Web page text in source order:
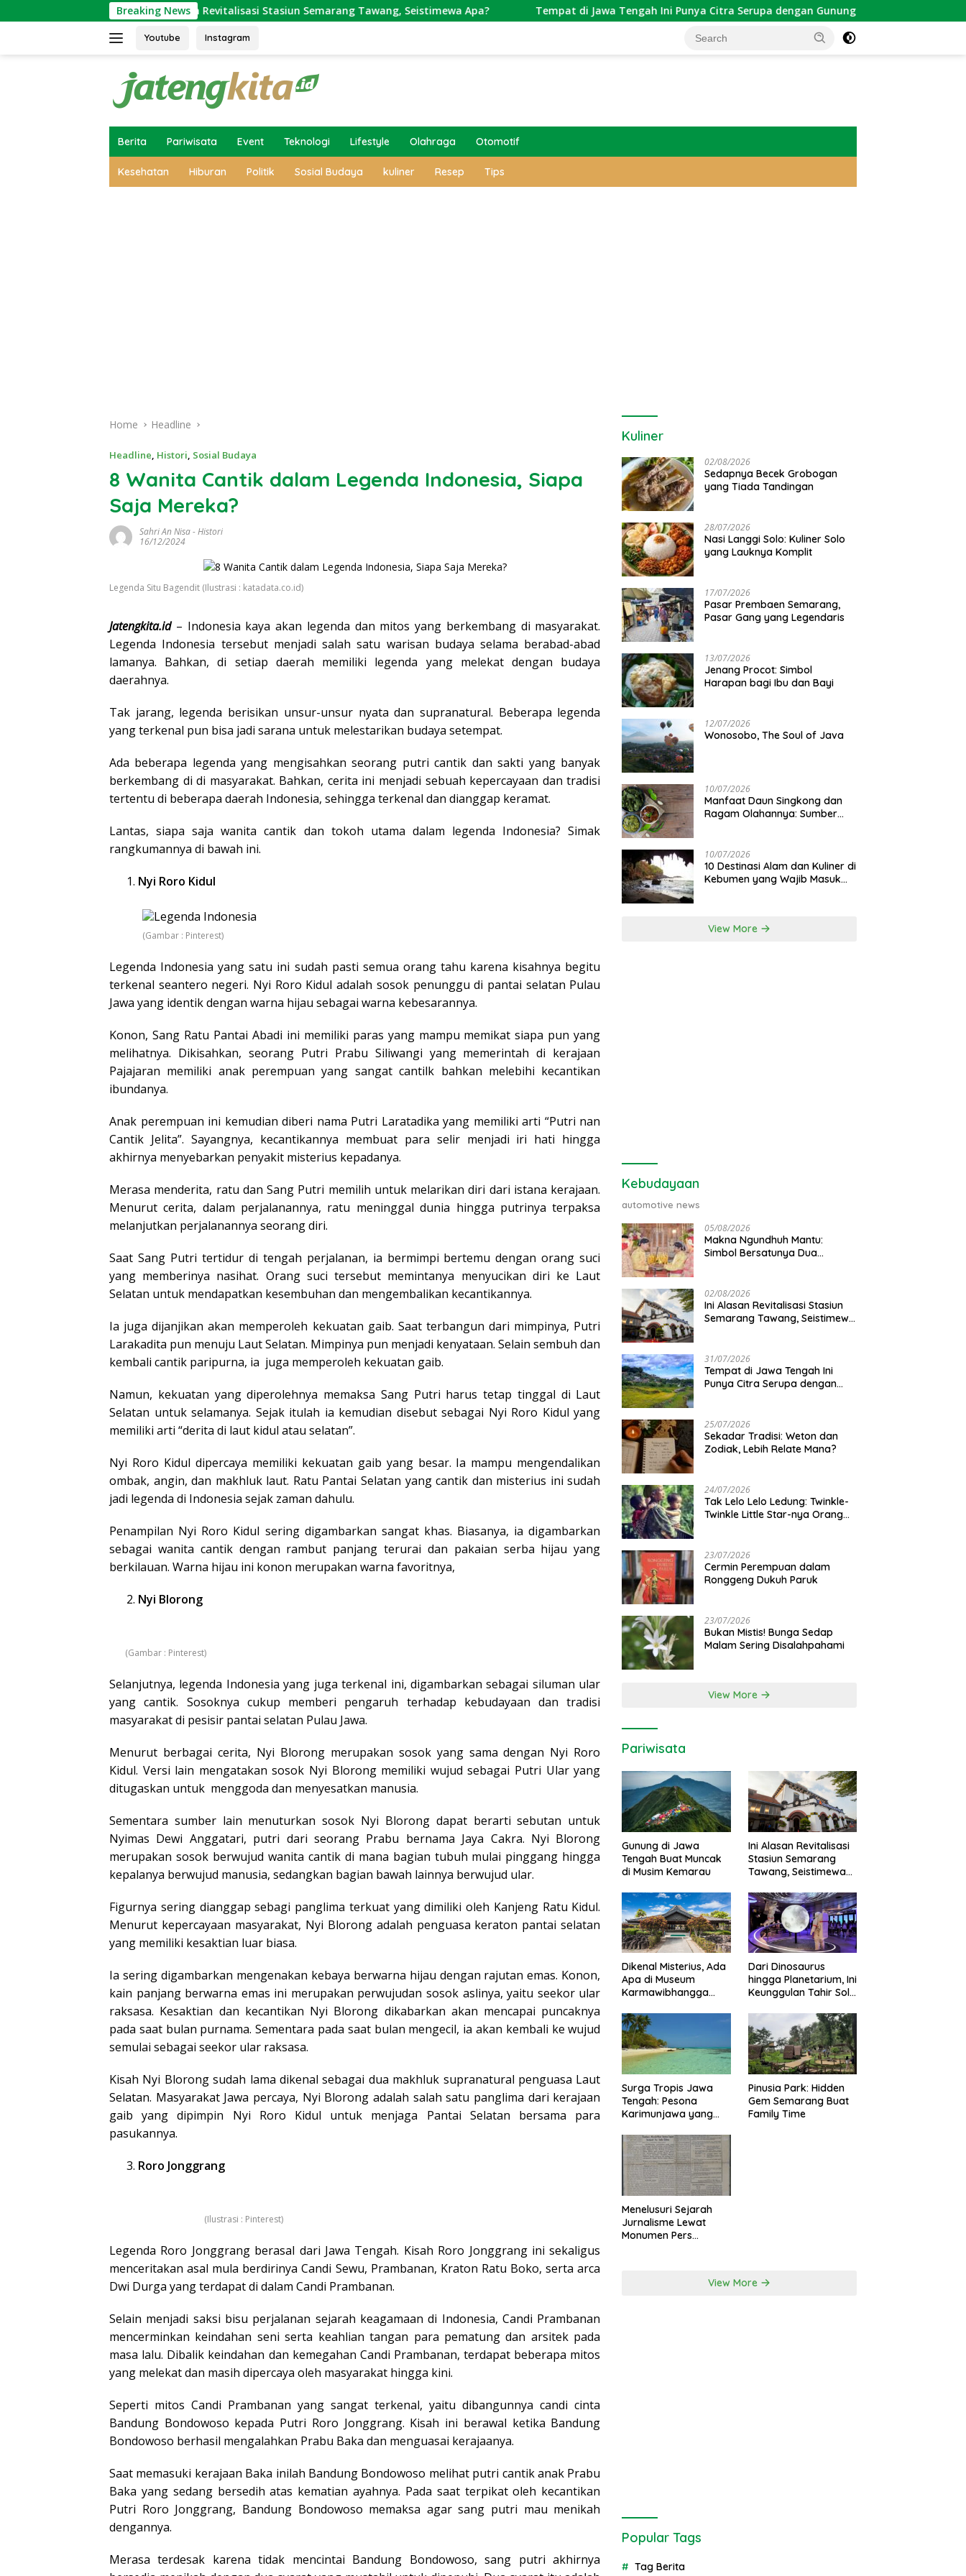
to
Breaking News
Ini Alasan Revitalisasi Stasiun Semarang Tawang, Seistimewa Apa? Tempat di Jawa Tengah Ini Punya Citra Serupa dengan Gunung Kawi
Youtube Instagram
Berita Pariwisata Event Teknologi Lifestyle Olahraga Otomotif
Kesehatan Hiburan Politik Sosial Budaya kuliner Resep Tips
Home Headline
Headline, Histori, Sosial Budaya
8 Wanita Cantik dalam Legenda Indonesia, Siapa
Saja Mereka?
Sahri An Nisa-Histori
16/12/2024
Legenda Situ Bagendit (Ilustrasi : katadata.co.id)
Jatengkita.id– Indonesia kaya akan legenda dan mitos yang berkembang di masyarakat.
Legenda Indonesia tersebut menjadi salah satu warisan budaya selama berabad-abad
lamanya. Bahkan, di setiap daerah memiliki legenda yang melekat dengan budaya
daerahnya.
Tak jarang, legenda berisikan unsur-unsur nyata dan supranatural. Beberapa legenda
yang terkenal pun bisa jadi sarana untuk melestarikan budaya setempat.
Ada beberapa legenda yang mengisahkan seorang putri cantik dan sakti yang banyak
berkembang di di masyarakat. Bahkan, cerita ini menjadi sebuah kepercayaan dan tradisi
tertentu di beberapa daerah Indonesia, sehingga terkenal dan dianggap keramat.
Lantas, siapa saja wanita cantik dan tokoh utama dalam legenda Indonesia? Simak
rangkumannya di bawah ini.
Nyi Roro Kidul
(Gambar : Pinterest)
Legenda Indonesia yang satu ini sudah pasti semua orang tahu karena kisahnya begitu
terkenal seantero negeri. Nyi Roro Kidul adalah sosok penunggu di pantai selatan Pulau
Jawa yang identik dengan warna hijau sebagai warna kebesarannya.
Konon, Sang Ratu Pantai Abadi ini memiliki paras yang mampu memikat siapa pun yang
melihatnya. Dikisahkan, seorang Putri Prabu Siliwangi yang memerintah di kerajaan
Pajajaran memiliki anak perempuan yang sangat cantilk bahkan melebihi kecantikan
ibundanya.
Anak perempuan ini kemudian diberi nama Putri Laratadika yang memiliki arti “Putri nan
Cantik Jelita”. Sayangnya, kecantikannya membuat para selir menjadi iri hati hingga
akhirnya menyebarkan penyakit misterius kepadanya.
Merasa menderita, ratu dan Sang Putri memilih untuk melarikan diri dari istana kerajaan.
Menurut cerita, dalam perjalanannya, ratu meninggal dunia hingga putrinya terpaksa
melanjutkan perjalanannya seorang diri.
Saat Sang Putri tertidur di tengah perjalanan, ia bermimpi bertemu dengan orang suci
yang memberinya nasihat. Orang suci tersebut memintanya menyucikan diri ke Laut
Selatan untuk mendapatkan kesembuhan dan mengembalikan kecantikannya.
Ia juga dijanjikan akan memperoleh kekuatan gaib. Saat terbangun dari mimpinya, Putri
Larakadita pun menuju Laut Selatan. Mimpinya pun menjadi kenyataan. Selain sembuh dan
kembali cantik paripurna, ia juga memperoleh kekuatan gaib.
Namun, kekuatan yang diperolehnya memaksa Sang Putri harus tetap tinggal di Laut
Selatan untuk selamanya. Sejak itulah ia kemudian disebut sebagai Nyi Roro Kidul yang
memiliki arti “derita di laut kidul atau selatan”.
Nyi Roro Kidul dipercaya memiliki kekuatan gaib yang besar. Ia mampu mengendalikan
ombak, angin, dan makhluk laut. Ratu Pantai Selatan yang cantik dan misterius ini sudah
jadi legenda di Indonesia sejak zaman dahulu.
Penampilan Nyi Roro Kidul sering digambarkan sangat khas. Biasanya, ia digambarkan
sebagai wanita cantik dengan rambut panjang terurai dan pakaian serba hijau yang
berkilauan. Warna hijau ini konon merupakan warna favoritnya,
Nyi Blorong
(Gambar : Pinterest)
Selanjutnya, legenda Indonesia yang juga terkenal ini, digambarkan sebagai siluman ular
yang cantik. Sosoknya cukup memberi pengaruh terhadap kebudayaan dan tradisi
masyarakat di pesisir pantai selatan Pulau Jawa.
Menurut berbagai cerita, Nyi Blorong merupakan sosok yang sama dengan Nyi Roro
Kidul. Versi lain mengatakan sosok Nyi Blorong memiliki wujud sebagai Putri Ular yang
ditugaskan untuk menggoda dan menyesatkan manusia.
Sementara sumber lain menuturkan sosok Nyi Blorong dapat berarti sebutan untuk
Nyimas Dewi Anggatari, putri dari seorang Prabu bernama Jaya Cakra. Nyi Blorong
merupakan sosok berwujud wanita cantik di mana bagian tubuh mulai pinggang hingga
kepalanya berwujud manusia, sedangkan bagian bawah lainnya berwujud ular.
Figurnya sering dianggap sebagi panglima terkuat yang dimiliki oleh Kanjeng Ratu Kidul.
Menurut kepercayaan masyarakat, Nyi Blorong adalah penguasa keraton pantai selatan
yang memiliki kesaktian luar biasa.
Ia sering digambarkan mengenakan kebaya berwarna hijau dengan rajutan emas. Konon,
kain panjang berwarna emas ini merupakan perwujudan sosok aslinya, yaitu seekor ular
raksasa. Kesaktian dan kecantikan Nyi Blorong dikabarkan akan mencapai puncaknya
pada saat bulan purnama. Sementara pada saat bulan mengecil, ia akan kembali ke wujud
semulai sebagai seekor ular raksasa.
Kisah Nyi Blorong sudah lama dikenal sebagai dua makhluk supranatural penguasa Laut
Selatan. Masyarakat Jawa percaya, Nyi Blorong adalah salah satu panglima dari kerajaan
gaib yang dipimpin Nyi Roro Kidul untuk menjaga Pantai Selatan bersama para
pasukannya.
Roro Jonggrang
(Ilustrasi : Pinterest)
Legenda Roro Jonggrang berasal dari Jawa Tengah. Kisah Roro Jonggrang ini sekaligus
menceritakan asal mula berdirinya Candi Sewu, Prambanan, Kraton Ratu Boko, serta arca
Dwi Durga yang terdapat di dalam Candi Prambanan.
Selain menjadi saksi bisu perjalanan sejarah keagamaan di Indonesia, Candi Prambanan
mencerminkan keindahan seni serta keahlian tangan para pematung dan arsitek pada
masa lalu. Dibalik keindahan dan kemegahan Candi Prambanan, terdapat beberapa mitos
yang melekat dan masih dipercaya oleh masyarakat hingga kini.
Seperti mitos Candi Prambanan yang sangat terkenal, yaitu dibangunnya candi cinta
Bandung Bondowoso kepada Putri Roro Jonggrang. Kisah ini berawal ketika Bandung
Bondowoso berhasil mengalahkan Prabu Baka dan menguasai kerajaanya.
Saat memasuki kerajaan Baka inilah Bandung Bondowoso melihat putri cantik anak Prabu
Baka yang sedang bersedih atas kematian ayahnya. Pada saat terpikat oleh kecantikan
Putri Roro Jonggrang, Bandung Bondowoso memaksa agar sang putri mau menikah
dengannya.
Merasa terdesak karena tidak mencintai Bandung Bondowoso, sang putri akhirnya
Kuliner
02/08/2026
Sedapnya Becek Grobogan
yang Tiada Tandingan
28/07/2026
Nasi Langgi Solo: Kuliner Solo
yang Lauknya Komplit
17/07/2026
Pasar Prembaen Semarang,
Pasar Gang yang Legendaris
13/07/2026
Jenang Procot: Simbol
Harapan bagi Ibu dan Bayi
12/07/2026
Wonosobo, The Soul of Java
10/07/2026
Manfaat Daun Singkong dan
Ragam Olahannya: Sumber
10/07/2026
10 Destinasi Alam dan Kuliner di
Kebumen yang Wajib Masuk
View More
Kebudayaan
automotive news
05/08/2026
Makna Ngundhuh Mantu:
Simbol Bersatunya Dua
02/08/2026
Ini Alasan Revitalisasi Stasiun
Semarang Tawang, Seistimewa
31/07/2026
Tempat di Jawa Tengah Ini
Punya Citra Serupa dengan
25/07/2026
Sekadar Tradisi: Weton dan
Zodiak, Lebih Relate Mana?
24/07/2026
Tak Lelo Lelo Ledung: Twinkle-
Twinkle Little Star-nya Orang
23/07/2026
Cermin Perempuan dalam
Ronggeng Dukuh Paruk
23/07/2026
Bukan Mistis! Bunga Sedap
Malam Sering Disalahpahami
View More
Pariwisata
Gunung di Jawa
Tengah Buat Muncak
di Musim Kemarau
Ini Alasan Revitalisasi
Stasiun Semarang
Tawang, Seistimewa
Dikenal Misterius, Ada
Apa di Museum
Karmawibhangga
Dari Dinosaurus
hingga Planetarium, Ini
Keunggulan Tahir Solo
Surga Tropis Jawa
Tengah: Pesona
Karimunjawa yang
Pinusia Park: Hidden
Gem Semarang Buat
Family Time
Menelusuri Sejarah
Jurnalisme Lewat
Monumen Pers
View More
Popular Tags
Tag Berita